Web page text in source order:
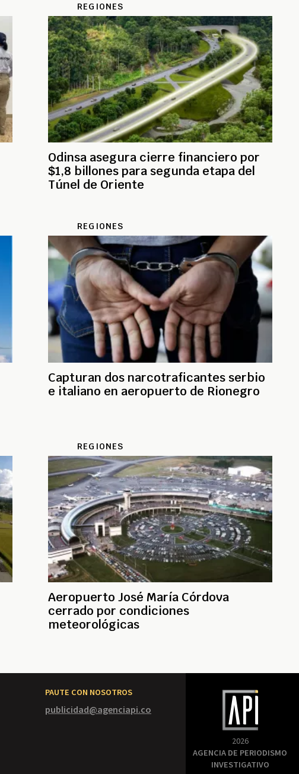
REGIONES
Odinsa asegura cierre financiero por
$1,8 billones para segunda etapa del
Túnel de Oriente
REGIONES
Capturan dos narcotraficantes serbio
e italiano en aeropuerto de Rionegro
REGIONES
Aeropuerto José María Córdova
cerrado por condiciones
meteorológicas
PAUTE CON NOSOTROS
publicidad@agenciapi.co
2026
AGENCIA DE PERIODISMO
INVESTIGATIVO